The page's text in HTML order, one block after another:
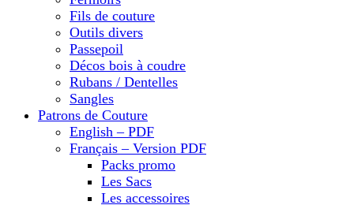
Fils de couture
Outils divers
Passepoil
Décos bois à coudre
Rubans / Dentelles
Sangles
Patrons de Couture
English – PDF
Français – Version PDF
Packs promo
Les Sacs
Les accessoires